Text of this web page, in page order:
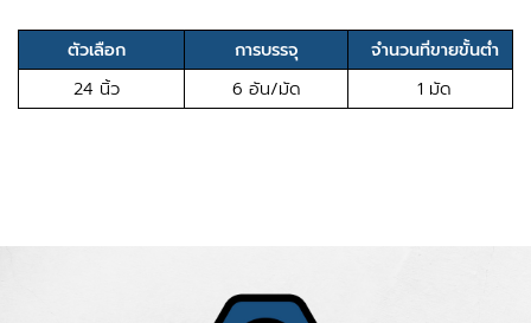
ตัวเลือก การบรรจุ
จำนวนที่ขายขั้นต่ำ
24 นิ้ว
6 อัน/มัด 1 มัด